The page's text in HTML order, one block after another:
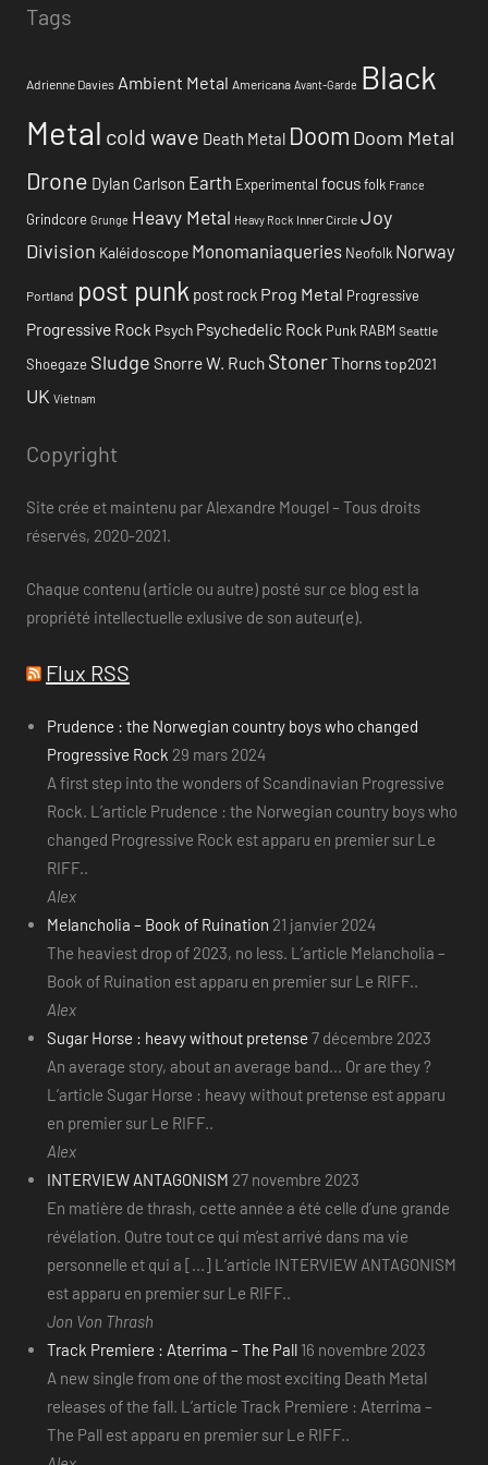
Tags
Adrienne Davies Ambient Metal Americana Avant-Garde Black
Metal cold wave Death Metal Doom Doom Metal
Drone Dylan Carlson Earth Experimental focusfolk France
Grindcore Grunge Heavy Metal Heavy Rock Inner Circle Joy
Division Kaléidoscope Monomaniaqueries Neofolk Norway
Portland post punk post rock Prog Metal Progressive
Progressive Rock Psych Psychedelic Rock Punk RABM Seattle
Shoegaze Sludge Snorre W. Ruch StonerThornstop2021
UK Vietnam
Copyright
Site crée et maintenu par Alexandre Mougel – Tous droits
réservés, 2020-2021.
Chaque contenu (article ou autre) posté sur ce blog est la
propriété intellectuelle exlusive de son auteur(e).
Flux RSS
Prudence : the Norwegian country boys who changed
Progressive Rock 29 mars 2024
A first step into the wonders of Scandinavian Progressive
Rock. L’article Prudence : the Norwegian country boys who
changed Progressive Rock est apparu en premier sur Le
RIFF..
Alex
Melancholia – Book of Ruination 21 janvier 2024
The heaviest drop of 2023, no less. L’article Melancholia –
Book of Ruination est apparu en premier sur Le RIFF..
Alex
Sugar Horse : heavy without pretense 7 décembre 2023
An average story, about an average band... Or are they ?
L’article Sugar Horse : heavy without pretense est apparu
en premier sur Le RIFF..
Alex
INTERVIEW ANTAGONISM 27 novembre 2023
En matière de thrash, cette année a été celle d’une grande
révélation. Outre tout ce qui m’est arrivé dans ma vie
personnelle et qui a [...] L’article INTERVIEW ANTAGONISM
est apparu en premier sur Le RIFF..
Jon Von Thrash
Track Premiere : Aterrima – The Pall 16 novembre 2023
A new single from one of the most exciting Death Metal
releases of the fall. L’article Track Premiere : Aterrima –
The Pall est apparu en premier sur Le RIFF..